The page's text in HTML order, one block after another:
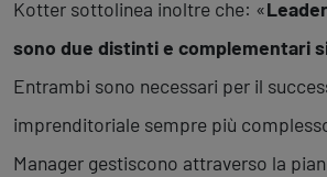
Kotter sottolinea inoltre che: «
sono due distinti e complementari
Entrambi sono necessari per il
imprenditoriale sempre più
Manager gestiscono attraverso la